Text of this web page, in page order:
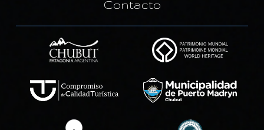
Contacto